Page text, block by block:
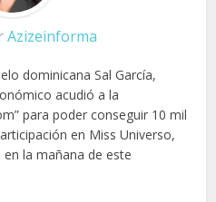
Azizeinforma
dominicana Sal García,
acudió a la
para poder conseguir 10 mil
en Miss Universo,
la mañana de este